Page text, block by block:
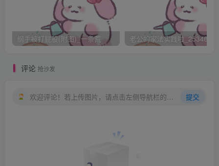
和裤子，笔挺的外袍，看上去比Dudley的旧衣服体面多了，
除了沉闷的颜色——这让他看上去像个小号的Snape。
Harry跟着Snape离开了服装店。虽然是学期中，对角
意识地扫过街道两旁的橱窗。
的维金泡泡冰淇淋，让你领略古代海盗的冒险生活。Dursley
颐了一番，但看到了新款的冰淇淋，他仍然不由自主地停下
纲手被打屁股(附图)_一条荒 老公的家法实践啦
评论 抢沙发
欢迎评论！若上传图片，请点击左侧导航栏的图床工具，获取图片链接。 提交